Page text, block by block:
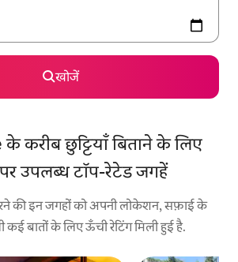
खोजें
करीब छुट्टियाँ बिताने के लिए
उपलब्ध टॉप-रेटेड जगहें
की इन जगहों को अपनी लोकेशन, सफ़ाई के
बातों के लिए ऊँची रेटिंग मिली हुई है.